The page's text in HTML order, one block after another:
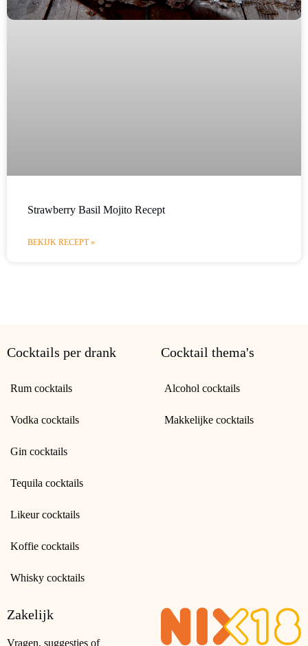
Strawberry Basil Mojito Recept
BEKIJK RECEPT »
Cocktails per drank
Rum cocktails
Vodka cocktails
Gin cocktails
Tequila cocktails
Likeur cocktails
Koffie cocktails
Whisky cocktails
Cocktail thema's
Alcohol cocktails
Makkelijke cocktails
Zakelijk
Vragen, suggesties of